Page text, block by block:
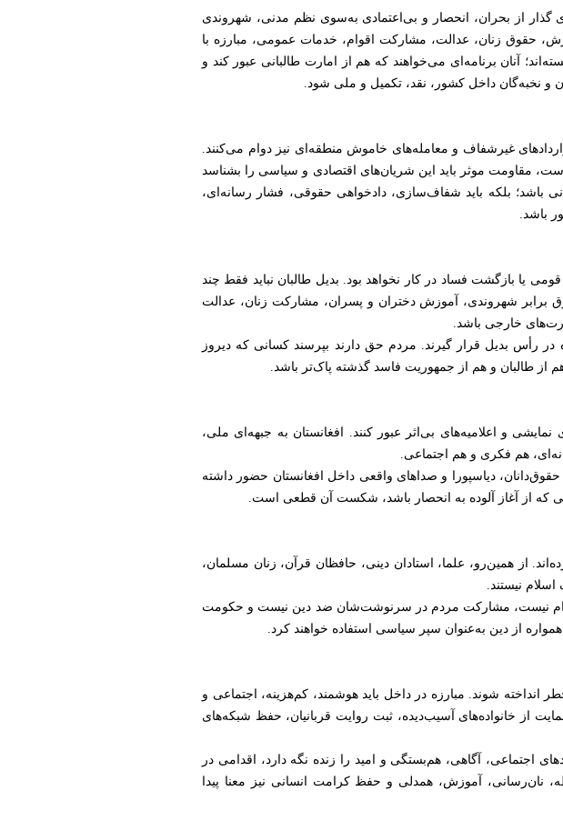
گذار از بحران، انحصار و بی‌اعتمادی به‌سوی نظم مدنی، شهروندی
حقوق زنان، عدالت، مشارکت اقوام، خدمات عمومی، مبارزه با
آنان برنامه‌ای می‌خواهند که هم از امارت طالبانی عبور کند و
و نخبه‌گان داخل کشور، نقد، تکمیل و ملی شود.
غیرشفاف و معامله‌های خاموش منطقه‌ای نیز دوام می‌کنند.
مقاومت موثر باید این شریان‌های اقتصادی و سیاسی را بشناسد
باشد؛ بلکه باید شفاف‌سازی، دادخواهی حقوقی، فشار رسانه‌ای،
باشد.
یا بازگشت فساد در کار نخواهد بود. بدیل طالبان نباید فقط چند
برابر شهروندی، آموزش دختران و پسران، مشارکت زنان، عدالت
خارجی باشد.
رأس بدیل قرار گیرند. مردم حق دارند بپرسند کسانی که دیروز
از طالبان و هم از جمهوریت فاسد گذشته پاک‌تر باشد.
و اعلامیه‌های بی‌اثر عبور کنند. افغانستان به جبهه‌ای ملی،
هم فکری و هم اجتماعی.
حقوق‌دانان، دیاسپورا و صداهای واقعی داخل افغانستان حضور داشته
که از آغاز آلوده به انحصار باشد، شکست آن قطعی است.
از همین‌رو، علما، استادان دینی، حافظان قرآن، زنان مسلمان،
نیستند.
نیست، مشارکت مردم در سرنوشت‌شان ضد دین نیست و حکومت
از دین به‌عنوان سپر سیاسی استفاده خواهند کرد.
شوند. مبارزه در داخل باید هوشمند، کم‌هزینه، اجتماعی و
از خانواده‌های آسیب‌دیده، ثبت روایت قربانیان، حفظ شبکه‌های
اجتماعی، آگاهی، هم‌بستگی و امید را زنده نگه دارد، اقدامی در
نان‌رسانی، آموزش، همدلی و حفظ کرامت انسانی نیز معنا پیدا